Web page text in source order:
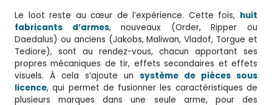
Le loot reste au cœur de l’expérience. Cette fois, huit
fabricants d’armes, nouveaux (Order, Ripper ou
Daedalus) ou anciens (Jakobs, Maliwan, Vladof, Torgue et
Tediore), sont au rendez-vous, chacun apportant ses
propres mécaniques de tir, effets secondaires et effets
visuels. À cela s’ajoute un système de pièces sous
licence, qui permet de fusionner les caractéristiques de
plusieurs marques dans une seule arme, pour des